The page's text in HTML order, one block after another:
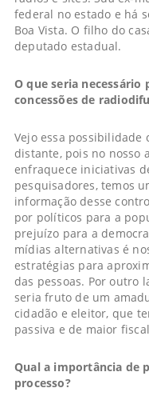
federal no estado e há
Boa Vista. O filho do
deputado estadual.
O que seria
concessões de
Vejo essa possibilidade
distante, pois no nosso
enfraquece iniciativas
pesquisadores, temos
informação desse
por políticos para a
prejuízo para a
mídias alternativas é
estratégias para
das pessoas. Por outro
seria fruto de um
cidadão e eleitor, que
passiva e de maior
Qual a importância de
processo?